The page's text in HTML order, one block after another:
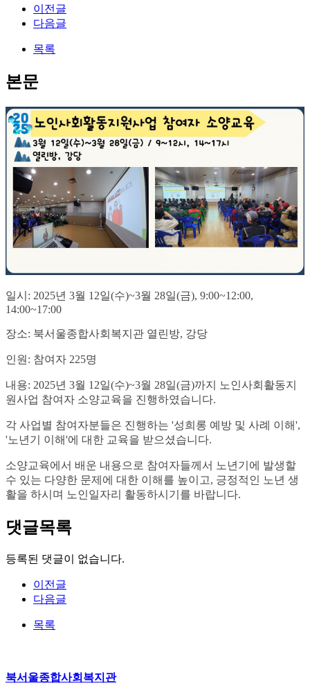
이전글
다음글
목록
본문
일시: 2025년 3월 12일(수)~3월 28일(금), 9:00~12:00,
14:00~17:00
장소: 북서울종합사회복지관 열린방, 강당
인원: 참여자 225명
내용: 2025년 3월 12일(수)~3월 28일(금)까지 노인사회활동지
원사업 참여자 소양교육을 진행하였습니다.
각 사업별 참여자분들은 진행하는 '성희롱 예방 및 사례 이해',
'노년기 이해'에 대한 교육을 받으셨습니다.
소양교육에서 배운 내용으로 참여자들께서 노년기에 발생할
수 있는 다양한 문제에 대한 이해를 높이고, 긍정적인 노년 생
활을 하시며 노인일자리 활동하시기를 바랍니다.
댓글목록
등록된 댓글이 없습니다.
이전글
다음글
목록
북서울종합사회복지관